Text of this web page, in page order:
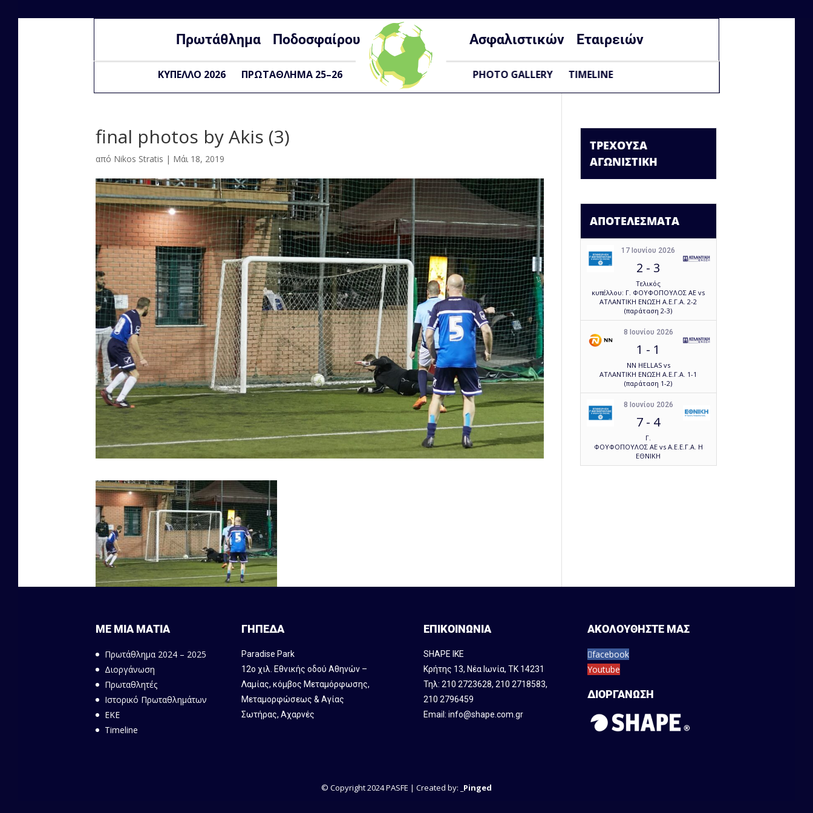
Πρωτάθλημα Ποδοσφαίρου Ασφαλιστικών Εταιρειών
ΚΥΠΕΛΛΟ 2026 ΠΡΩΤΑΘΛΗΜΑ 25–26 PHOTO GALLERY TIMELINE
final photos by Akis (3)
από Nikos Stratis | Μάι 18, 2019
ΤΡΕΧΟΥΣΑ
ΑΓΩΝΙΣΤΙΚΗ
ΑΠΟΤΕΛΕΣΜΑΤΑ
17 Ιουνίου 2026
2 - 3
Τελικός
κυπέλλου: Γ. ΦΟΥΦΟΠΟΥΛΟΣ ΑΕ vs
ΑΤΛΑΝΤΙΚΗ ΕΝΩΣΗ Α.Ε.Γ.Α. 2-2
(παράταση 2-3)
8 Ιουνίου 2026
1 - 1
NN HELLAS vs
ΑΤΛΑΝΤΙΚΗ ΕΝΩΣΗ Α.Ε.Γ.Α. 1-1
(παράταση 1-2)
8 Ιουνίου 2026
7 - 4
Γ.
ΦΟΥΦΟΠΟΥΛΟΣ ΑΕ vs Α.Ε.Ε.Γ.Α. Η
ΕΘΝΙΚΗ
ΜΕ ΜΙΑ ΜΑΤΙΑ
Πρωτάθλημα 2024 – 2025
Διοργάνωση
Πρωταθλητές
Ιστορικό Πρωταθλημάτων
ΕΚΕ
Timeline
ΓΗΠΕΔΑ
Paradise Park
12ο χιλ. Εθνικής οδού Αθηνών –
Λαμίας, κόμβος Mεταμόρφωσης,
Μεταμορφώσεως & Αγίας
Σωτήρας, Αχαρνές
ΕΠΙΚΟΙΝΩΝΙΑ
SHAPE IKE
Κρήτης 13, Νέα Ιωνία, ΤΚ 14231
Τηλ:210 2723628,210 2718583,
210 2796459
Email:info@shape.com.gr
ΑΚΟΛΟΥΘΗΣΤΕ ΜΑΣ
facebook
Youtube
ΔΙΟΡΓΑΝΩΣΗ
© Copyright 2024 PASFE | Created by: _Pinged